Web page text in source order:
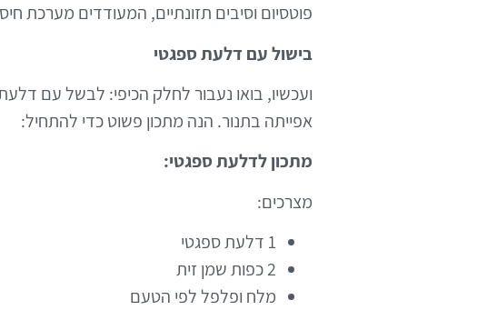
פוטסיום וסיבים תזונתיים, המעודדים מערכת
בישול עם דלעת ספגטי
ועכשיו, בואו נעבור לחלק הכיפי: לבשל עם
אפייתה בתנור. הנה מתכון פשוט כדי להתחיל:
מתכון לדלעת ספגטי:
מצרכים:
1 דלעת ספגטי
2 כפות שמן זית
מלח ופלפל לפי הטעם